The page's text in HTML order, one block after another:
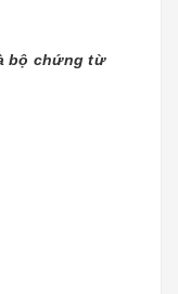
bộ chứng từ